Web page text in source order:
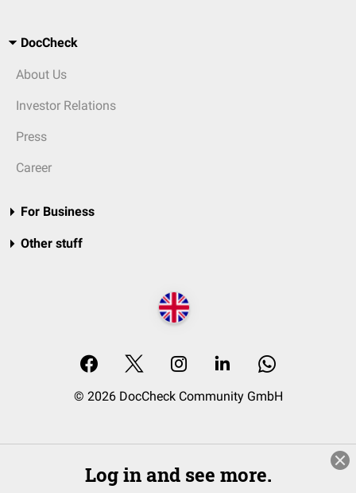
DocCheck
About Us
Investor Relations
Press
Career
For Business
Other stuff
© 2026 DocCheck Community GmbH
Log in and see more.